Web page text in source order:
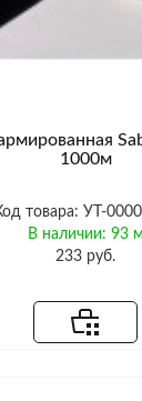
1000м
товара: УТ-
В наличии: 93 м
233 руб.